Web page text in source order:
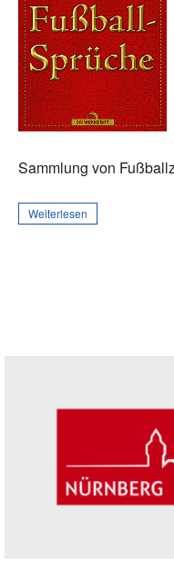
Sammlung von
Weiterlesen